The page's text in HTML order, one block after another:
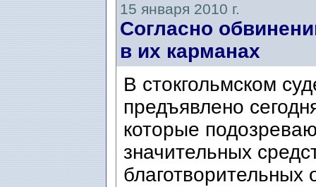
15 января 2010 г.
Согласно
в их карманах
В стокгольмском
предъявлено
которые
значительных
благотворительных